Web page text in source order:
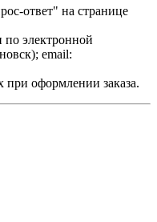
ответ" на странице
по электронной
email:
при оформлении заказа.